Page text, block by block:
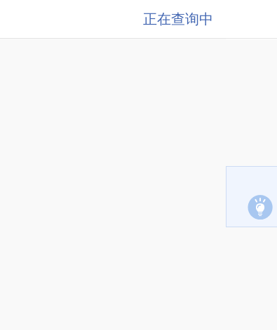
正在查询中